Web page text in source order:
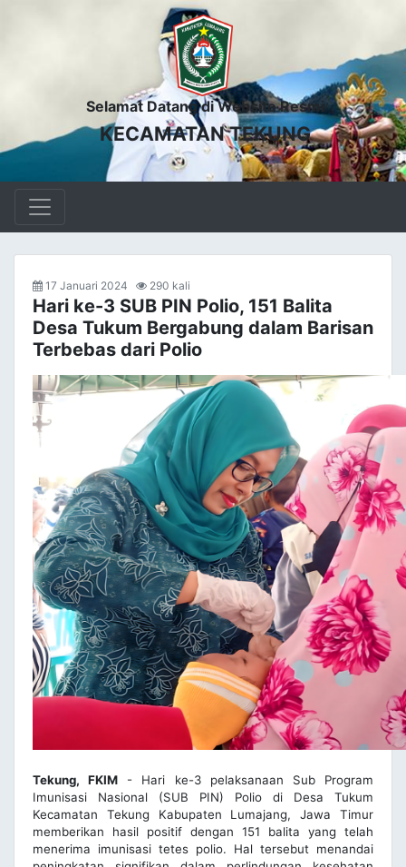
Selamat Datang di Website Resmi
KECAMATAN TEKUNG
17 Januari 2024 290 kali
Hari ke-3 SUB PIN Polio, 151 Balita
Desa Tukum Bergabung dalam Barisan
Terbebas dari Polio
Tekung, FKIM - Hari ke-3 pelaksanaan Sub Program
Imunisasi Nasional (SUB PIN) Polio di Desa Tukum
Kecamatan Tekung Kabupaten Lumajang, Jawa Timur
memberikan hasil positif dengan 151 balita yang telah
menerima imunisasi tetes polio. Hal tersebut menandai